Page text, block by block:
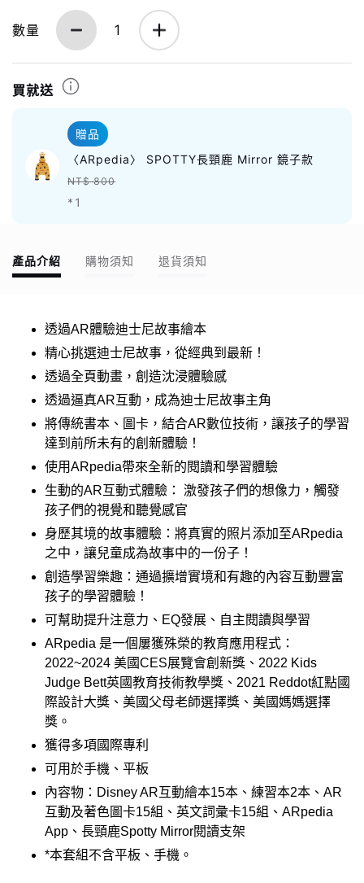
數量 1
買就送
贈品
〈ARpedia〉 SPOTTY長頸鹿 Mirror 鏡子款
NT$ 800
*1
產品介紹 購物須知 退貨須知
透過AR體驗迪士尼故事繪本
精心挑選迪士尼故事，從經典到最新！
透過全頁動畫，創造沈浸體驗感
透過逼真AR互動，成為迪士尼故事主角
將傳統書本、圖卡，結合AR數位技術，讓孩子的學習
達到前所未有的創新體驗！
使用ARpedia帶來全新的閱讀和學習體驗
生動的AR互動式體驗： 激發孩子們的想像力，觸發
孩子們的視覺和聽覺感官
身歷其境的故事體驗：將真實的照片添加至ARpedia
之中，讓兒童成為故事中的一份子！
創造學習樂趣：通過擴增實境和有趣的內容互動豐富
孩子的學習體驗！
可幫助提升注意力、EQ發展、自主閱讀與學習
ARpedia 是一個屢獲殊榮的教育應用程式：
2022~2024 美國CES展覽會創新獎、2022 Kids
Judge Bett英國教育技術教學獎、2021 Reddot紅點國
際設計大獎、美國父母老師選擇獎、美國媽媽選擇
獎。
獲得多項國際專利
可用於手機、平板
內容物： Disney AR互動繪本15本、練習本2本、AR
互動及著色圖卡15組、英文詞彙卡15組、ARpedia
App、長頸鹿Spotty Mirror閱讀支架
*本套組不含平板、手機。